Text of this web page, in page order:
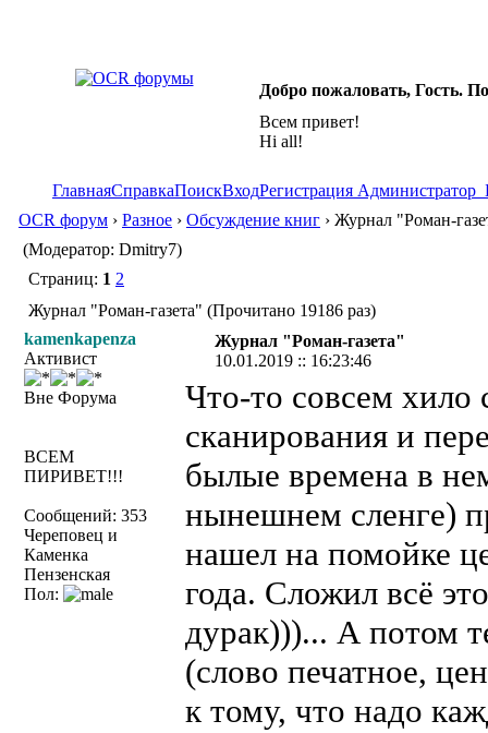
Добро пожаловать, Гость.
Всем привет!
Hi all!
ГлавнаяСправкаПоискВходРегистрация Администратор
OCR форум › Разное › Обсуждение книг › Журнал "Роман-
(Модератор: Dmitry7)
Страниц: 1 2
Журнал "Роман-газета" (Прочитано 19186 раз)
kamenkapenza
Активист
Вне Форума
ВСЕМ
ПИРИВЕТ!!!
Сообщений: 353
Череповец и
Каменка
Пензенская
Пол:
Журнал "Роман-газета"
10.01.2019 :: 16:23:46
Что-то совсем
сканирования и
былые времена в
нынешнем сленге)
нашел на помойке
года. Сложил всё
дурак)))... А потом
(слово печатное,
к тому, что надо